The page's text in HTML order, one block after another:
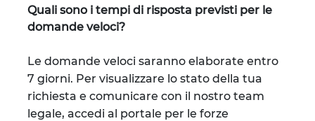
Quali sono i tempi di risposta previsti per le
domande veloci?
Le domande veloci saranno elaborate entro
7 giorni. Per visualizzare lo stato della tua
richiesta e comunicare con il nostro team
legale, accedi al portale per le forze